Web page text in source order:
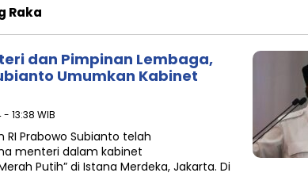
Raka
dan Pimpinan Lembaga,
Umumkan Kabinet
- 13:38 WIB
RI Prabowo Subianto telah
menteri dalam kabinet
Putih” di Istana Merdeka, Jakarta. Di